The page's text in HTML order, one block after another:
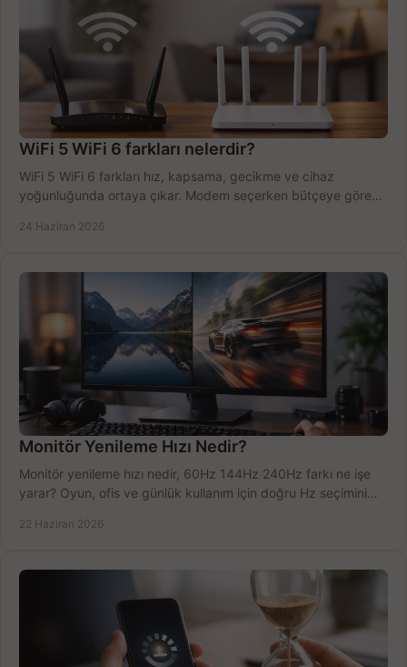
WiFi 5 WiFi 6 farkları nelerdir?
WiFi 5 WiFi 6 farkları hız, kapsama, gecikme ve cihaz
yoğunluğunda ortaya çıkar. Modem seçerken bütçeye göre
24 Haziran 2026
Monitör Yenileme Hızı Nedir?
Monitör yenileme hızı nedir, 60Hz 144Hz 240Hz farkı ne işe
yarar? Oyun, ofis ve günlük kullanım için doğru Hz seçimini
22 Haziran 2026